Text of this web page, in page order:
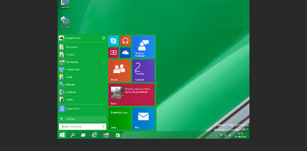
BLOG
CHAT
FORUM
INFO